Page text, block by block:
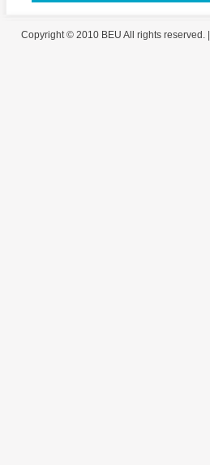
Copyright © 2010 BEU All rights reserved. |